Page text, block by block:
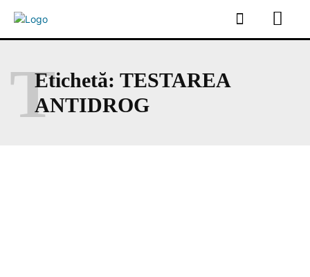
Etichetă: TESTAREA
ANTIDROG
T